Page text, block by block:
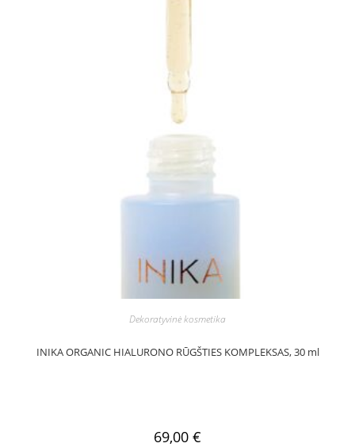
Dekoratyvinė kosmetika
INIKA ORGANIC HIALURONO RŪGŠTIES KOMPLEKSAS, 30 ml
69,00 €